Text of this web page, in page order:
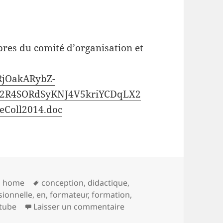
du comité d’organisation et
Catégories
home
Mots-
clés
conception, didactique,
, en,formateur,formation,
Laisser un commentairesur Les actes du 3ième